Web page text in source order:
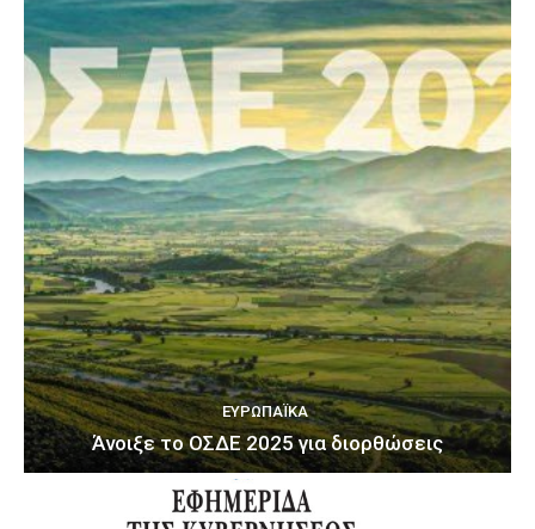
ΕΥΡΩΠΑΪΚΆ
Άνοιξε το ΟΣΔΕ 2025 για διορθώσεις